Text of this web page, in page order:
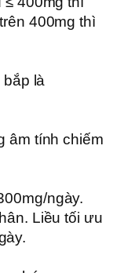
400mg thì
bắp là
âm tính chiếm
ngày.
Liều tối ưu